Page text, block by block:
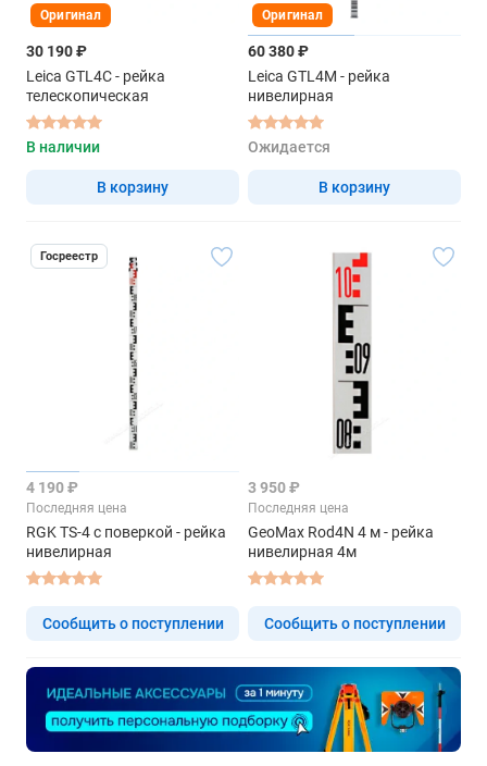
Оригинал
30 190 ₽
Leica GTL4C - рейка
телескопическая
В наличии
В корзину
Оригинал
60 380 ₽
Leica GTL4M - рейка
нивелирная
Ожидается
В корзину
Госреестр
4 190 ₽
Последняя цена
RGK TS-4 с поверкой - рейка
нивелирная
Сообщить о поступлении
3 950 ₽
Последняя цена
GeoMax Rod4N 4 м - рейка
нивелирная 4м
Сообщить о поступлении